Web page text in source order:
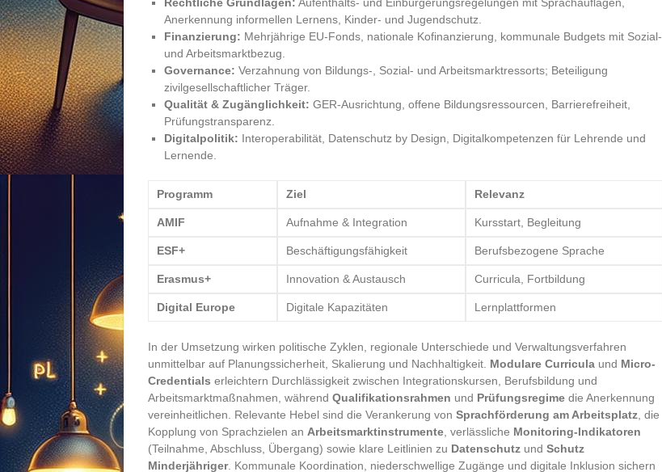
Anerkennung informellen Lernens, Kinder- und Jugendschutz.
Finanzierung: Mehrjährige EU-Fonds, nationale Kofinanzierung, kommunale Budgets mit Sozial-
und Arbeitsmarktbezug.
Governance: Verzahnung von Bildungs-, Sozial- und Arbeitsmarktressorts; Beteiligung
zivilgesellschaftlicher Träger.
Qualität & Zugänglichkeit: GER-Ausrichtung, offene Bildungsressourcen, Barrierefreiheit,
Prüfungstransparenz.
Digitalpolitik: Interoperabilität, Datenschutz by Design, Digitalkompetenzen für Lehrende und
Lernende.
Programm Ziel Relevanz
AMIF Aufnahme & Integration Kursstart, Begleitung
ESF+ Beschäftigungsfähigkeit Berufsbezogene Sprache
Erasmus+ Innovation & Austausch Curricula, Fortbildung
Digital Europe Digitale Kapazitäten Lernplattformen
In der Umsetzung wirken politische Zyklen, regionale Unterschiede und Verwaltungsverfahren
unmittelbar auf Planungssicherheit, Skalierung und Nachhaltigkeit. Modulare Curricula und Micro-
Credentials erleichtern Durchlässigkeit zwischen Integrationskursen, Berufsbildung und
Arbeitsmarktmaßnahmen, während Qualifikationsrahmen und Prüfungsregime die Anerkennung
vereinheitlichen. Relevante Hebel sind die Verankerung von Sprachförderung am Arbeitsplatz , die
Kopplung von Sprachzielen an Arbeitsmarktinstrumente , verlässliche Monitoring-Indikatoren
(Teilnahme, Abschluss, Übergang) sowie klare Leitlinien zu Datenschutz und Schutz
Minderjähriger. Kommunale Koordination, niederschwellige Zugänge und digitale Inklusion sichern